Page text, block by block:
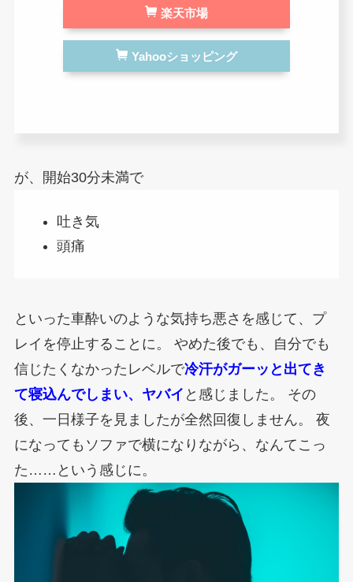
楽天市場
Yahooショッピング
が、開始30分未満で
吐き気
頭痛
といった車酔いのような気持ち悪さを感じて、プ
レイを停止することに。 やめた後でも、自分でも
信じたくなかったレベルで冷汗がガーッと出てき
て寝込んでしまい、ヤバイ と感じました。 その
後、一日様子を見ましたが全然回復しません。 夜
になってもソファで横になりながら、なんてこっ
た……という感じに。